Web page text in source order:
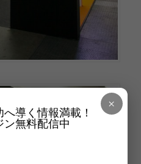
×
導く情報満載！
ン無料配信中